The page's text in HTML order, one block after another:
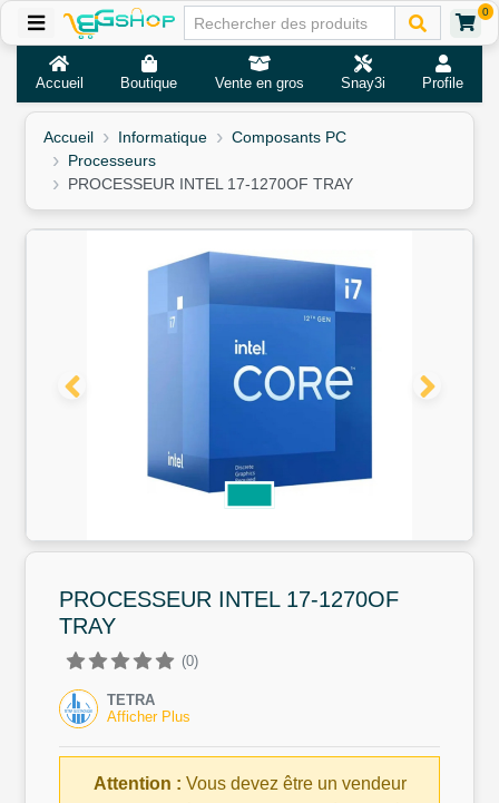
0
Accueil Boutique Vente en gros Snay3i Profile
Accueil Informatique
Composants PC
Processeurs
PROCESSEUR INTEL 17-1270OF TRAY
PROCESSEUR INTEL 17-1270OF
TRAY
(0)
TETRA
Afficher Plus
Attention : Vous devez être un vendeur